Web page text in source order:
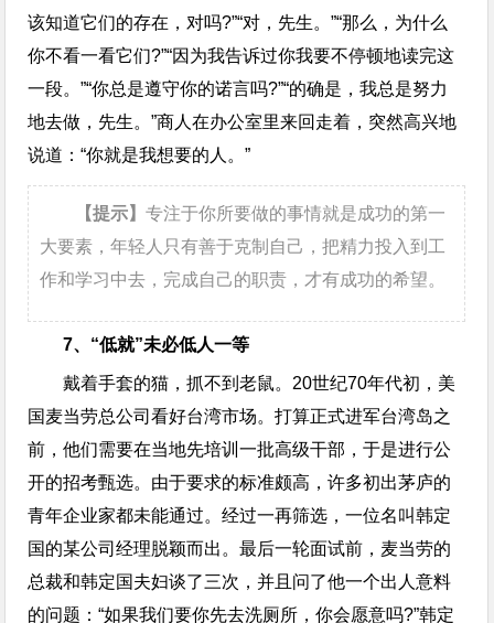
该知道它们的存在，对吗?”“对，先生。”“那么，为什么
你不看一看它们?”“因为我告诉过你我要不停顿地读完这
一段。”“你总是遵守你的诺言吗?”“的确是，我总是努力
地去做，先生。”商人在办公室里来回走着，突然高兴地
说道：“你就是我想要的人。”
【提示】专注于你所要做的事情就是成功的第一
大要素，年轻人只有善于克制自己，把精力投入到工
作和学习中去，完成自己的职责，才有成功的希望。
7、“低就”未必低人一等
戴着手套的猫，抓不到老鼠。20世纪70年代初，美
国麦当劳总公司看好台湾市场。打算正式进军台湾岛之
前，他们需要在当地先培训一批高级干部，于是进行公
开的招考甄选。由于要求的标准颇高，许多初出茅庐的
青年企业家都未能通过。经过一再筛选，一位名叫韩定
国的某公司经理脱颖而出。最后一轮面试前，麦当劳的
总裁和韩定国夫妇谈了三次，并且问了他一个出人意料
的问题：“如果我们要你先去洗厕所，你会愿意吗?”韩定